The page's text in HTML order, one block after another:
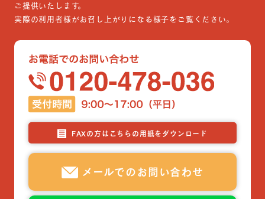
ご提供いたします。
実際の利用者様がお召し上がりになる様子をご覧ください。
FAXの方はこちらの用紙をダウンロード
メールでのお問い合わせ